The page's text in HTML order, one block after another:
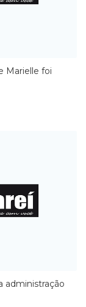
Marielle foi
administração